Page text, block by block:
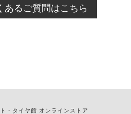
日前を過ぎている場合のご予約
ては、直接ご予約の店舗まで
あるご質問はこちら
・タイヤ館 オンラインストア